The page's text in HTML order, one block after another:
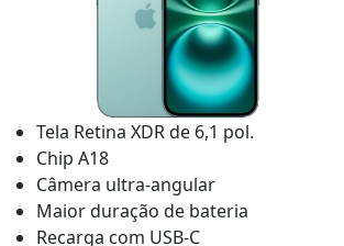
Tela Retina XDR de 6,1 pol.
Chip A18
Câmera ultra-angular
Maior duração de bateria
Recarga com USB-C